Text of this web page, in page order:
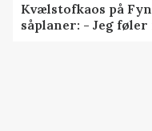
Kvælstofkaos på
såplaner: - Jeg